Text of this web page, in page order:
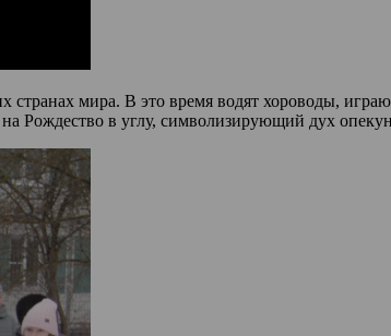
мира. В это время водят хороводы,
Рождество в углу, символизирующий дух